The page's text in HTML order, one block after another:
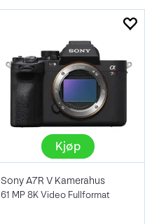
Kjøp
Sony A7R V Kamerahus
61 MP 8K Video Fullformat